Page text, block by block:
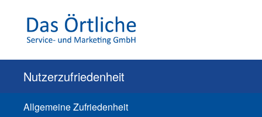
Nutzerzufriedenheit
Allgemeine Zufriedenheit